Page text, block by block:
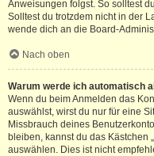
Anweisungen folgst. So solltest
Solltest du trotzdem nicht in der
wende dich an die Board-
Nach oben
Warum werde ich automatisch
Wenn du beim Anmelden das
auswählst, wirst du nur für eine
Missbrauch deines
bleiben, kannst du das Kästchen
auswählen. Dies ist nicht